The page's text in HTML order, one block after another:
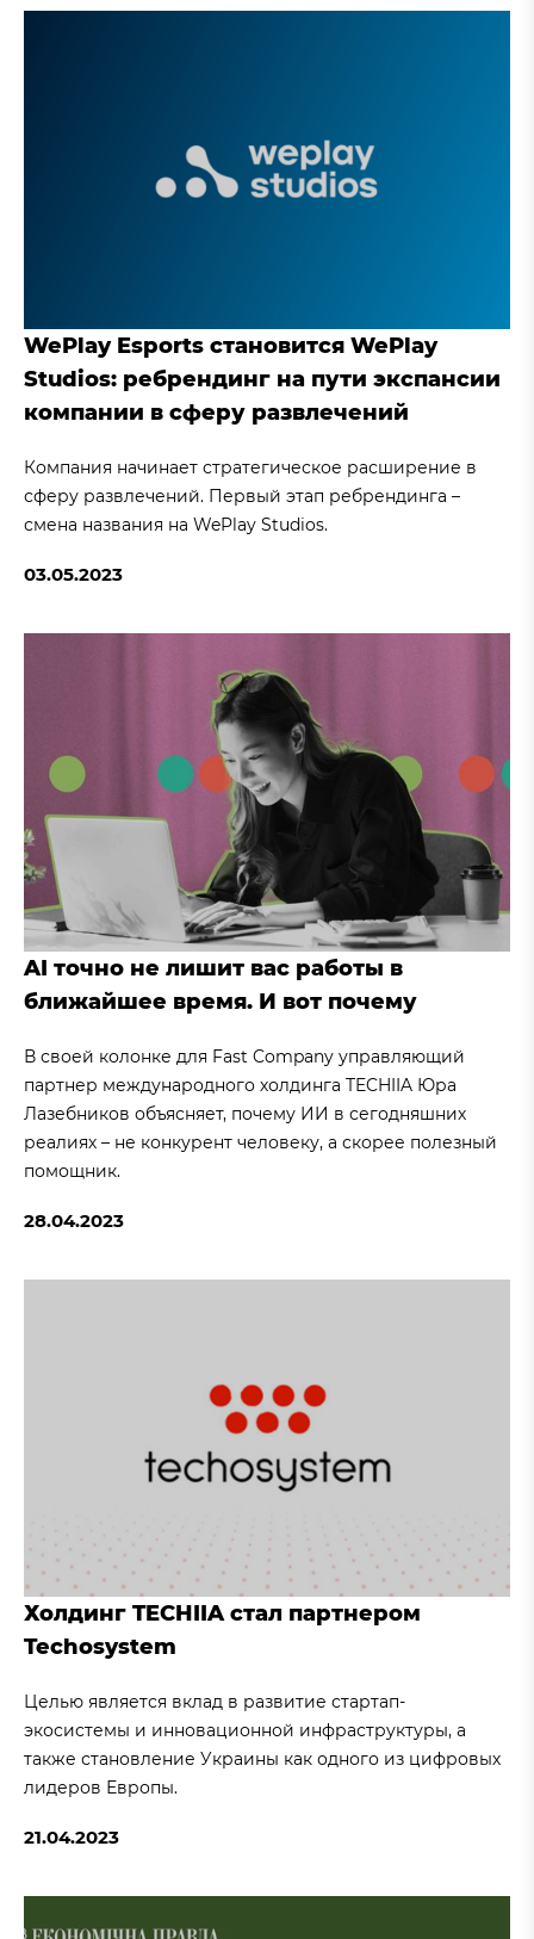
WePlay Esports становится WePlay
Studios: ребрендинг на пути экспансии
компании в сферу развлечений
Компания начинает стратегическое расширение в
сферу развлечений. Первый этап ребрендинга –
смена названия на WePlay Studios.
03.05.2023
AI точно не лишит вас работы в
ближайшее время. И вот почему
В своей колонке для Fast Company управляющий
партнер международного холдинга TECHIIA Юра
Лазебников объясняет, почему ИИ в сегодняшних
реалиях – не конкурент человеку, а скорее полезный
помощник.
28.04.2023
Холдинг TECHIIA стал партнером
Techosystem
Целью является вклад в развитие стартап-
экосистемы и инновационной инфраструктуры, а
также становление Украины как одного из цифровых
лидеров Европы.
21.04.2023